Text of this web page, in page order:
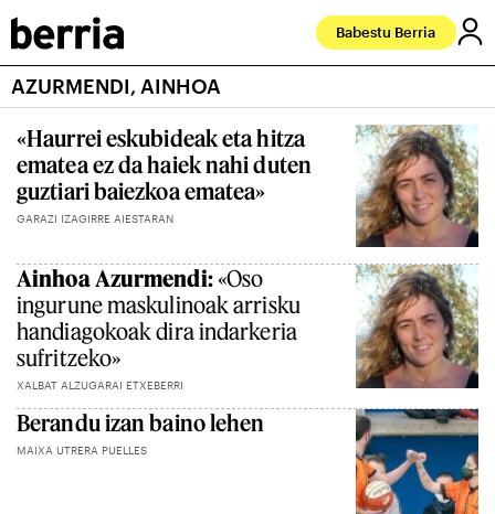
Babestu Berria
AZURMENDI, AINHOA
«Haurrei eskubideak eta hitza
ematea ez da haiek nahi duten
guztiari baiezkoa ematea»
GARAZI IZAGIRRE AIESTARAN
Ainhoa Azurmendi:«Oso
ingurune maskulinoak arrisku
handiagokoak dira indarkeria
sufritzeko»
XALBAT ALZUGARAI ETXEBERRI
Berandu izan baino lehen
MAIXA UTRERA PUELLES